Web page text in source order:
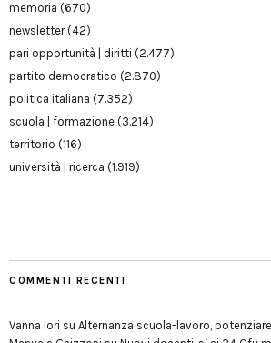
memoria (670)
newsletter(42)
pari opportunità | diritti (2.477)
partito democratico (2.870)
politica italiana (7.352)
scuola | formazione (3.214)
territorio (116)
università | ricerca (1.919)
COMMENTI RECENTI
Vanna Iori su Alternanza scuola-lavoro,